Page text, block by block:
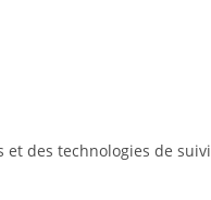
des technologies de suivi